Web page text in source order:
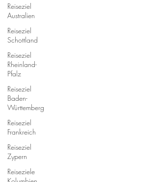
Reiseziel
Australien
Reiseziel
Schottland
Reiseziel
Rheinland-
Pfalz
Reiseziel
Baden-
Württemberg
Reiseziel
Frankreich
Reiseziel
Zypern
Reiseziele